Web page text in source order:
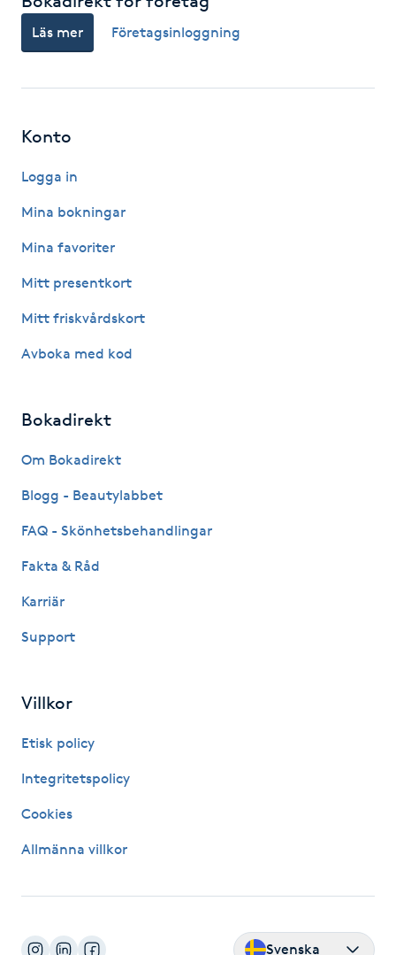
Frisör
Färgning
Föning
G
Gel naglar
Gellack
Gravidyoga
Gua Sha-massage
H
Herrklippning
Läs mer Företagsinloggning
Konto
Logga in
Mina bokningar
Mina favoriter
Mitt presentkort
Mitt friskvårdskort
Avboka med kod
Bokadirekt
Om Bokadirekt
Blogg - Beautylabbet
FAQ - Skönhetsbehandlingar
Fakta & Råd
Karriär
Support
Villkor
Etisk policy
Integritetspolicy
Cookies
Allmänna villkor
Svenska